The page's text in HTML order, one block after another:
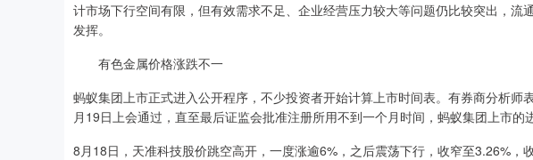
计市场下行空间有限，但有效需求不足、企业经营压力较大等问题仍比较突出，流
发挥。
有色金属价格涨跌不一
蚂蚁集团上市正式进入公开程序，不少投资者开始计算上市时间表。有券商分析师
月19日上会通过，直至最后证监会批准注册所用不到一个月时间，蚂蚁集团上市的
8月18日，天准科技股价跳空高开，一度涨逾6%，之后震荡下行，收窄至3.26%